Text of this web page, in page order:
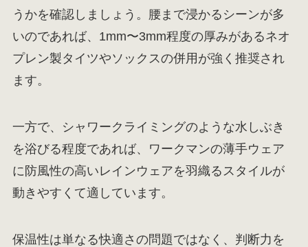
うかを確認しましょう。腰まで浸かるシーンが多
いのであれば、1mm〜3mm程度の厚みがあるネオ
プレン製タイツやソックスの併用が強く推奨され
ます。
一方で、シャワークライミングのような水しぶき
を浴びる程度であれば、ワークマンの薄手ウェア
に防風性の高いレインウェアを羽織るスタイルが
動きやすくて適しています。
保温性は単なる快適さの問題ではなく、判断力を